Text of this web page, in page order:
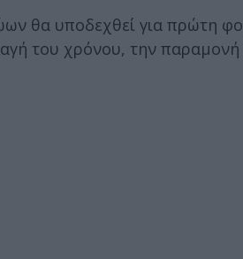
θα υποδεχθεί για πρώτη
του χρόνου, την